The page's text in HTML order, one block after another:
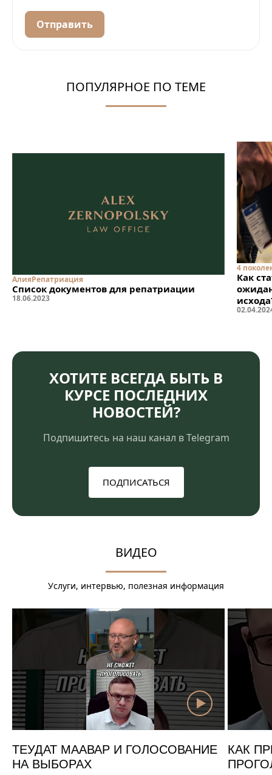
Отправить
ПОПУЛЯРНОЕ ПО ТЕМЕ
АлияРепатриация
Список документов для репатриации
18.06.2023
4
Как
02.04.
ХОТИТЕ ВСЕГДА БЫТЬ В
КУРСЕ ПОСЛЕДНИХ
НОВОСТЕЙ?
Подпишитесь на наш канал в Telegram
ПОДПИСАТЬСЯ
ВИДЕО
Услуги, интервью, полезная информация
ТЕУДАТ МААВАР И ГОЛОСОВАНИЕ
НА ВЫБОРАХ
КАК